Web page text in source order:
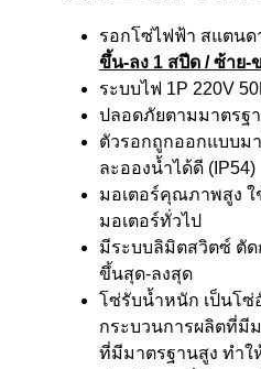
รอกโซ่ไฟฟ้า สแตนด
ขึ้น-ลง 1 สปีด / ซ้าย-
ระบบไฟ 1P 220V
ปลอดภัยตามมาตรฐ
ตัวรอกถูกออกแบบม
ละอองน้ำได้ดี (IP54)
มอเตอร์คุณภาพสูง ใ
มอเตอร์ทั่วไป
มีระบบลิมิตสวิตซ์ ตัด
ขึ้นสุด-ลงสุด
โซ่รับน้ำหนัก เป็นโซ่
กระบวนการผลิตที่มี
ที่มีมาตรฐานสูง ทำใ